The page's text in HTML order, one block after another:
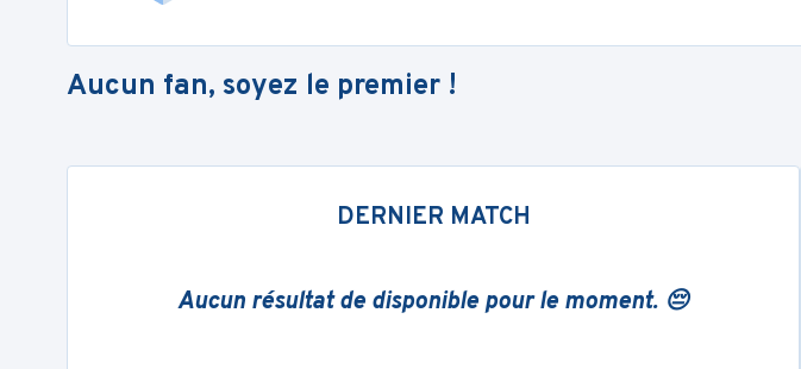
Aucun fan, soyez le premier !
DERNIER MATCH
Aucun résultat de disponible pour le moment. 😔